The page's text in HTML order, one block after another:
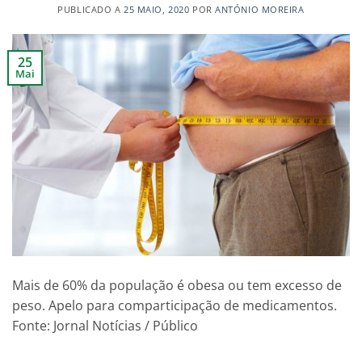
PUBLICADO A25 MAIO, 2020 PORANTÓNIO MOREIRA
25
Mai
Mais de 60% da população é obesa ou tem excesso de
peso. Apelo para comparticipação de medicamentos.
Fonte: Jornal Notícias / Público